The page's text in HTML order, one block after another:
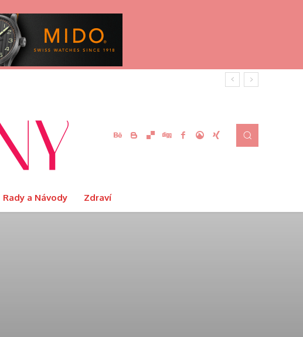
Rady a Návody Zdraví